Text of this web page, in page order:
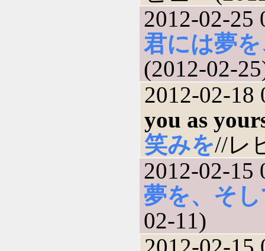
2012-02-25
君には夢
(2012-02-
2012-02-18
you as
笑みを//レ
2012-02-15
夢を、そ
02-11)